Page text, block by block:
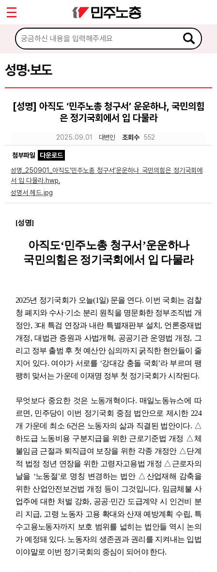
성명·보도
[성명] 아직도 ‘민주노총 청구서’ 운운하나, 국민의힘
은 정기국회에서 입 다물라
2025.09.01 대변인 조회수 552
첨부파일
다운로드
성명_250901_아직도‘민주노총 청구서’운운하나 국민의힘은 정기국회에
서 입 다물라.hwp
성명서 헤드.jpg
[성명]
아직도‘민주노총 청구서 ’운운하나
국민의힘은 정기국회에서 입 다물라
2025년 정기국회가 오늘(1일) 문을 연다. 이번 국회는 검찰
청 폐지와 수사·기소 분리 원칙을 명문화한 정부조직법 개
정안, 3대 특검 연장과 내란 특별재판부 설치 , 언론중재법
개정,대법관 증원과 사법개혁, 공공기관 운영법 개정, 그
리고 정부 출범 후 첫 예산안 심의까지 굵직한 현안들이 줄
지어 있다. 여야가 서로를 ‘강대강 충돌 국회 ’라 부르며 팽
팽히 맞서는 가운데 이재명 정부 첫 정기국회가 시작된다.
무엇보다 중요한 것은 노동개혁이다. 매일노동뉴스에 따
르면 , 민주당이 이번 정기국회 중점 법안으로 제시한 224
개 가운데 최소 6건은 노동자의 삶과 직결된 법안이다. △
하도급 노동비용 구분지급을 위한 근로기준법 개정 △ 체
불임금 근절과 퇴직급여 보장을 위한 각종 개정안 △단계
적 법정 정년 연장을 위한 고령자고용법 개정 △ 근로자의
날을 ‘노동절’로 명칭 변경하는 법안 △ 산업재해 감축을
위한 산업안전보건법 개정 등이 그것입니다. 임금체불 사
업주에 대한 처벌 강화, 공공·민간 도급계약 시 인건비 분
리 지급, 고령 노동자 고용 확대와 산재 예방계획 수립, 특
수고용노동자까지 보호 범위를 넓히는 법안들 역시 논의
가 예정돼 있다. 노동자의 생존권과 권리를 지켜내는 입법
이야말로 이번 정기국회의 중심이 되어야 한다.
마이페이지
소개
소식
공지사항
성명·보도
노동상담
자료
Sketchbook5, 스케치북5
Sketchbook5, 스케치북5